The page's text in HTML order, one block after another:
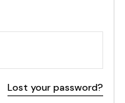
Lost your password?